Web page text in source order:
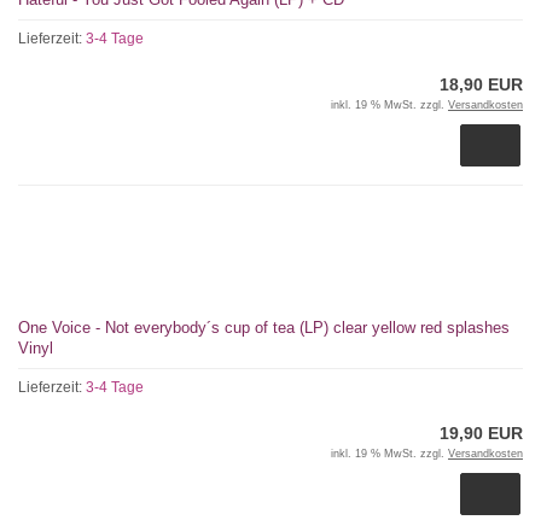
Lieferzeit: 3-4 Tage
18,90 EUR
inkl. 19 % MwSt. zzgl. Versandkosten
One Voice - Not everybody´s cup of tea (LP) clear yellow red splashes
Vinyl
Lieferzeit: 3-4 Tage
19,90 EUR
inkl. 19 % MwSt. zzgl. Versandkosten